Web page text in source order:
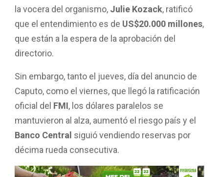
la vocera del organismo, Julie Kozack, ratificó
que el entendimiento es de US$20.000 millones,
que están a la espera de la aprobación del
directorio.
Sin embargo, tanto el jueves, día del anuncio de
Caputo, como el viernes, que llegó la ratificación
oficial del FMI, los dólares paralelos se
mantuvieron al alza, aumentó el riesgo país y el
Banco Central siguió vendiendo reservas por
décima rueda consecutiva.